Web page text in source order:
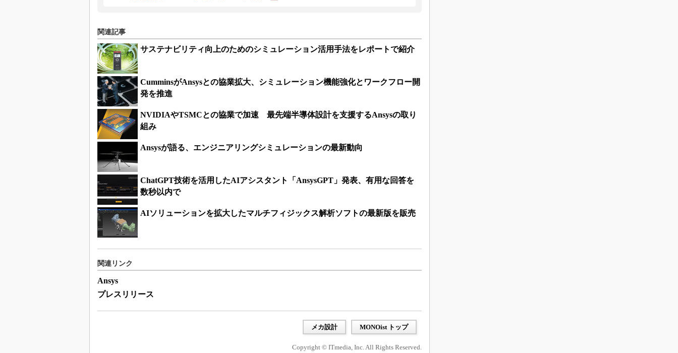
関連記事
サステナビリティ向上のためのシミュレーション活用手法をレポートで紹介
CumminsがAnsysとの協業拡大、シミュレーション機能強化とワークフロー開
発を推進
NVIDIAやTSMCとの協業で加速 最先端半導体設計を支援するAnsysの取り
組み
Ansysが語る、エンジニアリングシミュレーションの最新動向
ChatGPT技術を活用したAIアシスタント「AnsysGPT」発表、有用な回答を
数秒以内で
AIソリューションを拡大したマルチフィジックス解析ソフトの最新版を販売
関連リンク
Ansys
プレスリリース
メカ設計 MONOist トップ
Copyright © ITmedia, Inc. All Rights Reserved.